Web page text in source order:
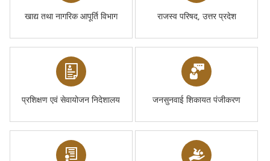
खाद्य तथा नागरिक आपूर्ति विभाग राजस्व परिषद, उत्तर प्रदेश
प्रशिक्षण एवं सेवायोजन निदेशालय जनसुनवाई शिकायत पंजीकरण